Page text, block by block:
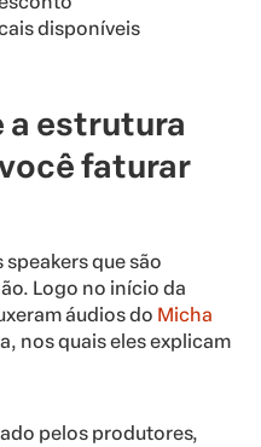
disponíveis
estrutura
faturar
que são
Logo no início da
áudios do Micha
nos quais eles explicam
pelos produtores,